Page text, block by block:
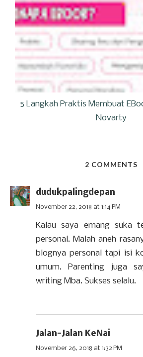
5 Langkah Praktis Membuat
Novarty
2 COMMENTS
dudukpalingdepan
November 22, 2018 at 1:14 PM
Kalau saya emang suka
personal. Malah aneh
blognya personal tapi isi
umum. Parenting juga
writing Mba. Sukses selalu.
Jalan-Jalan KeNai
November 26, 2018 at 1:32 PM